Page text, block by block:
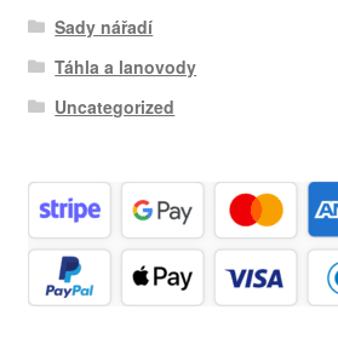
Sady nářadí
Táhla a lanovody
Uncategorized